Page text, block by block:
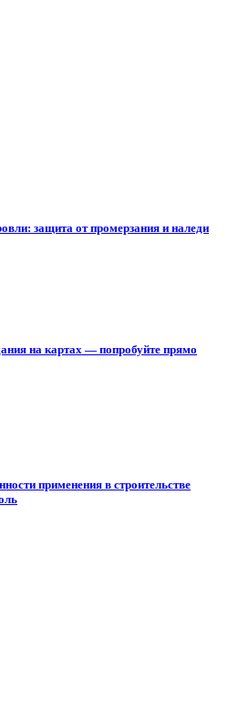
защита от промерзания и наледи
на картах — попробуйте прямо
применения в строительстве